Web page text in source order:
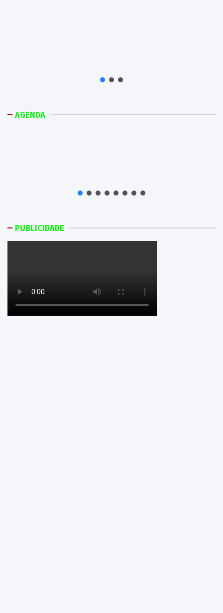
AGENDA
PUBLICIDADE